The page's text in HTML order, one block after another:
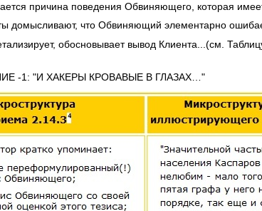
причина поведения Обвиняющего, которая
домысливают, что Обвиняющий элементарно
обосновывает вывод Клиента...(см.
-1: "И ХАКЕРЫ КРОВАВЫЕ В ГЛАЗАХ…"